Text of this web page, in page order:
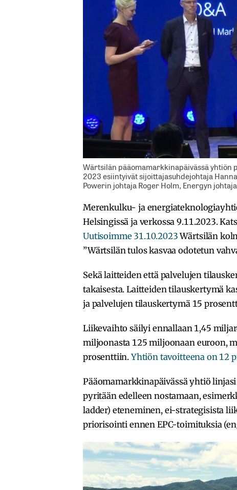
Wärtsilän pääomamarkkinapäivässä
2023 esiintyivät sijoittajasuhdejohtaja
Powerin johtaja Roger Holm, Energyn
Merenkulku- ja
Helsingissä ja verkossa 9.11.2023.
Uutisoimme 31.10.2023Wärtsilän
”Wärtsilän tulos kasvaa odotetun
Sekä laitteiden että palvelujen
takaisesta. Laitteiden tilauskertymä
ja palvelujen tilauskertymä 15
Liikevaihto säilyi ennallaan 1,45
miljoonasta 125 miljoonaan euroon,
prosenttiin.Yhtiön tavoitteena on 12
Pääomamarkkinapäivässä yhtiö
pyritään edelleen nostamaan,
ladder) eteneminen, ei-strategisista
priorisointi ennen EPC-toimituksia